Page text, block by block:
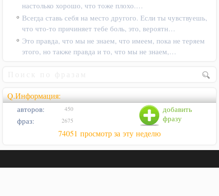
настолько хорошо, что тоже плохо.…
Всегда ставь себя на место другого. Если ты чувствуешь,
что что-то причиняет тебе боль, это, вероятн…
Это правда, что мы не знаем, что имеем, пока не теряем
этого, но также правда и то, что мы не знаем,…
Q.Информация:
добавить
фразу
авторов: 450
фраз: 2675
74051 просмотр за эту неделю